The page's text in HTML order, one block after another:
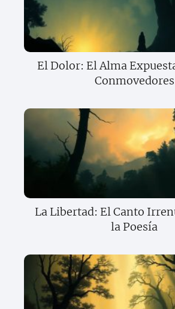
El Dolor: El Alma
Conmovedores
La Libertad: El Canto
la Poesía